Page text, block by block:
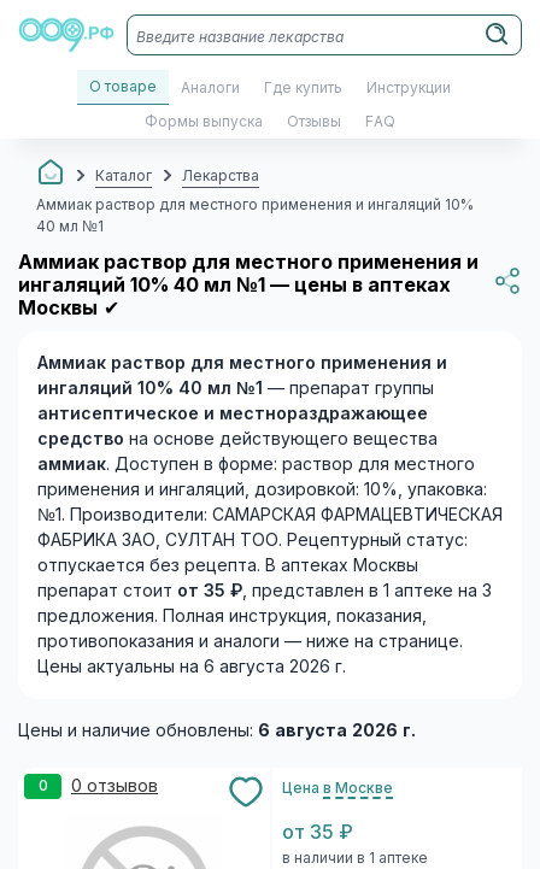
О товаре Аналоги Где купить Инструкции
Формы выпуска Отзывы FAQ
Каталог
Лекарства
Аммиак раствор для местного применения и ингаляций 10%
40 мл №1
Аммиак раствор для местного применения и
ингаляций 10% 40 мл №1 — цены в аптеках
Москвы ✔
Аммиак раствор для местного применения и
ингаляций 10% 40 мл №1 — препарат группы
антисептическое и местнораздражающее
средство на основе действующего вещества
аммиак. Доступен в форме: раствор для местного
применения и ингаляций, дозировкой: 10%, упаковка:
№1. Производители: САМАРСКАЯ ФАРМАЦЕВТИЧЕСКАЯ
ФАБРИКА ЗАО, СУЛТАН ТОО. Рецептурный статус:
отпускается без рецепта. В аптеках Москвы
препарат стоит от 35 ₽, представлен в 1 аптеке на 3
предложения. Полная инструкция, показания,
противопоказания и аналоги — ниже на странице.
Цены актуальны на 6 августа 2026 г.
Цены и наличие обновлены: 6 августа 2026 г.
0 0 отзывов Цена в Москве
от 35 ₽
в наличии в 1 аптеке